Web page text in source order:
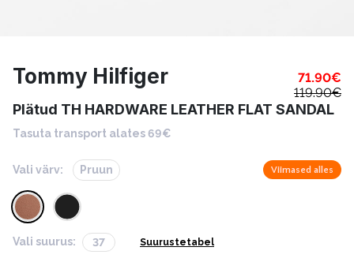
Tommy Hilfiger 71.90€
119.90€
Plätud TH HARDWARE LEATHER FLAT SANDAL
Tasuta transport alates 69€
Vali värv: Pruun Viimased alles
Vali suurus: 37 Suurustetabel